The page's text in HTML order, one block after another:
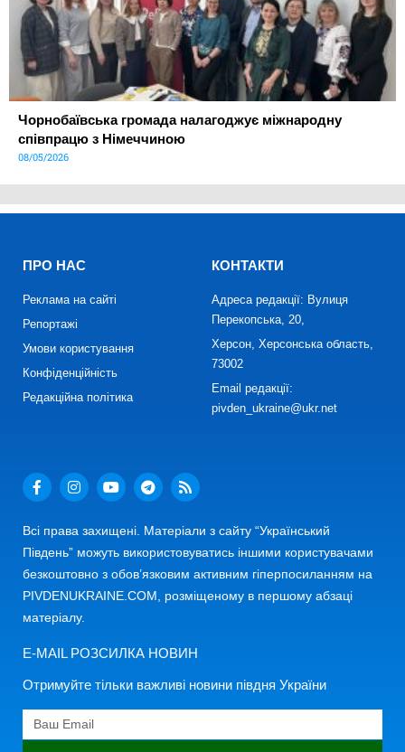
Чорнобаївська громада налагоджує міжнародну
співпрацю з Німеччиною
08/05/2026
ПРО НАС
Реклама на сайті
Репортажі
Умови користування
Конфіденційність
Редакційна політика
КОНТАКТИ
Адреса редакції: Вулиця
Перекопська, 20,
Херсон, Херсонська область,
73002
Email редакції:
pivden_ukraine@ukr.net
Всі права захищені. Матеріали з сайту “Український
Південь” можуть використовуватись іншими користувачами
безкоштовно з обов’язковим активним гіперпосиланням на
PIVDENUKRAINE.COM, розміщеному в першому абзаці
матеріалу.
E-MAIL РОЗСИЛКА НОВИН
Отримуйте тільки важливі новини півдня України